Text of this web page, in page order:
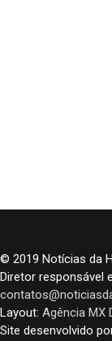
© 2019 Notícias da
Diretor responsável
Layout: Agência MX
Site desenvolvido